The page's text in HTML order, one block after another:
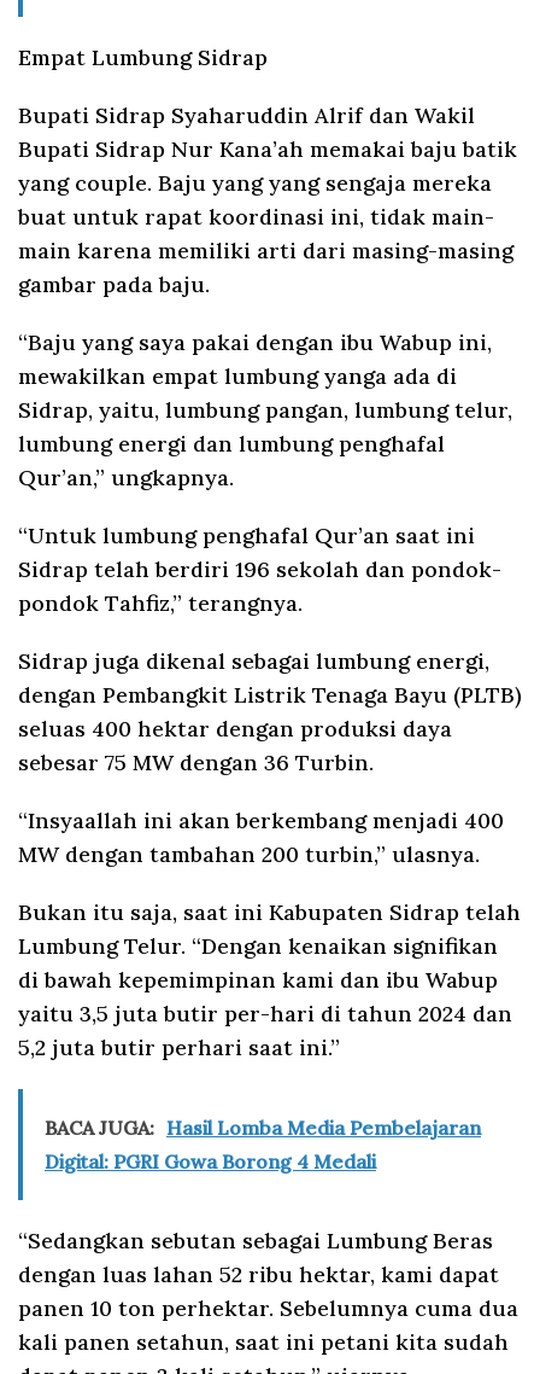
Empat Lumbung Sidrap
Bupati Sidrap Syaharuddin Alrif dan Wakil
Bupati Sidrap Nur Kana’ah memakai baju batik
yang couple. Baju yang yang sengaja mereka
buat untuk rapat koordinasi ini, tidak main-
main karena memiliki arti dari masing-masing
gambar pada baju.
“Baju yang saya pakai dengan ibu Wabup ini,
mewakilkan empat lumbung yanga ada di
Sidrap, yaitu, lumbung pangan, lumbung telur,
lumbung energi dan lumbung penghafal
Qur’an,” ungkapnya.
“Untuk lumbung penghafal Qur’an saat ini
Sidrap telah berdiri 196 sekolah dan pondok-
pondok Tahfiz,” terangnya.
Sidrap juga dikenal sebagai lumbung energi,
dengan Pembangkit Listrik Tenaga Bayu (PLTB)
seluas 400 hektar dengan produksi daya
sebesar 75 MW dengan 36 Turbin.
“Insyaallah ini akan berkembang menjadi 400
MW dengan tambahan 200 turbin,” ulasnya.
Bukan itu saja, saat ini Kabupaten Sidrap telah
Lumbung Telur. “Dengan kenaikan signifikan
di bawah kepemimpinan kami dan ibu Wabup
yaitu 3,5 juta butir per-hari di tahun 2024 dan
5,2 juta butir perhari saat ini.”
BACA JUGA: Hasil Lomba Media Pembelajaran
Digital: PGRI Gowa Borong 4 Medali
“Sedangkan sebutan sebagai Lumbung Beras
dengan luas lahan 52 ribu hektar, kami dapat
panen 10 ton perhektar. Sebelumnya cuma dua
kali panen setahun, saat ini petani kita sudah